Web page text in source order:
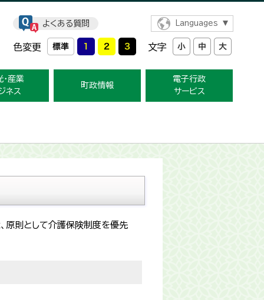
よくある質問 Languages
色変更 文字
・産業
ネス
町政情報
電子行政
サービス
原則として介護保険制度を優先